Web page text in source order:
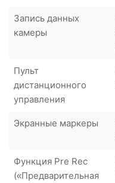
Запись данных
камеры
Пульт
дистанционного
управления
Экранные маркеры
Функция Pre Rec
(«Предварительная